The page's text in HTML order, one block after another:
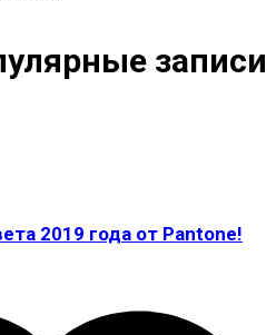
записи
2019 года от Pantone!